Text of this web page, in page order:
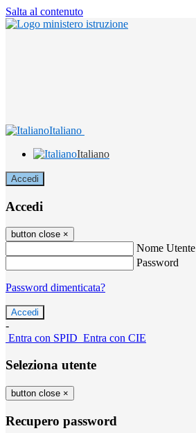
Salta al contenuto
Italiano
Italiano
Accedi
Accedi
button close ×
Nome Utente
Password
Password dimenticata?
-
Entra con SPID Entra con CIE
Seleziona utente
button close ×
Recupero password